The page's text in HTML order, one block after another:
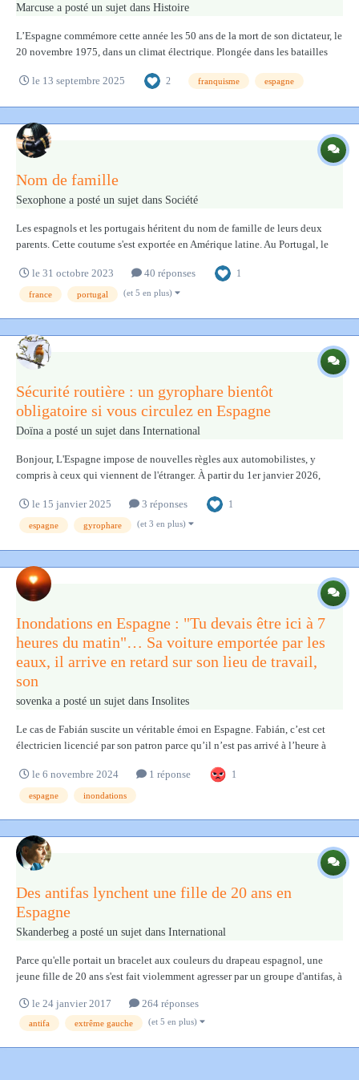
Marcuse a posté un sujet dans Histoire
L’Espagne commémore cette année les 50 ans de la mort de son dictateur, le
20 novembre 1975, dans un climat électrique. Plongée dans les batailles
l’influenceur Alvise Pérez, séduisent chez les nouvelles générations, en
le 13 septembre 2025 2 franquisme espagne
Nom de famille
Sexophone a posté un sujet dans Société
Les espagnols et les portugais héritent du nom de famille de leurs deux
parents. Cette coutume s'est exportée en Amérique latine. Au Portugal, le
Manoel Cândido Pinto de Oliveira : son père s'appelle Francisco José de
Oliveira e...
le 31 octobre 2023 40 réponses 1
france portugal (et 5 en plus)
Sécurité routière : un gyrophare bientôt
obligatoire si vous circulez en Espagne
Doïna a posté un sujet dans International
Bonjour, L'Espagne impose de nouvelles règles aux automobilistes, y
compris à ceux qui viennent de l'étranger. À partir du 1er janvier 2026,
signaler que votre véhicule est en panne ou accidenté, vous serez
susceptible d'être ver...
le 15 janvier 2025 3 réponses 1
espagne gyrophare (et 3 en plus)
Inondations en Espagne : "Tu devais être ici à 7
heures du matin"… Sa voiture emportée par les
eaux, il arrive en retard sur son lieu de travail,
son
sovenka a posté un sujet dans Insolites
Le cas de Fabián suscite un véritable émoi en Espagne. Fabián, c’est cet
électricien licencié par son patron parce qu’il n’est pas arrivé à l’heure à
les inondations qui ont dévasté la région de Valence. Son véhicule a été...
le 6 novembre 2024 1 réponse 1
espagne inondations
Des antifas lynchent une fille de 20 ans en
Espagne
Skanderbeg a posté un sujet dans International
Parce qu'elle portait un bracelet aux couleurs du drapeau espagnol, une
jeune fille de 20 ans s'est fait violemment agresser par un groupe d'antifas, à
arrêtés. Les trois autres ont été identifiés et sont recherchés par les agent...
le 24 janvier 2017 264 réponses
antifa extrême gauche (et 5 en plus)